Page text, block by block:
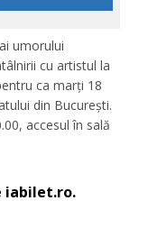
umorului
cu artistul la
ca marți 18
din București.
accesul în sală
iabilet.ro.